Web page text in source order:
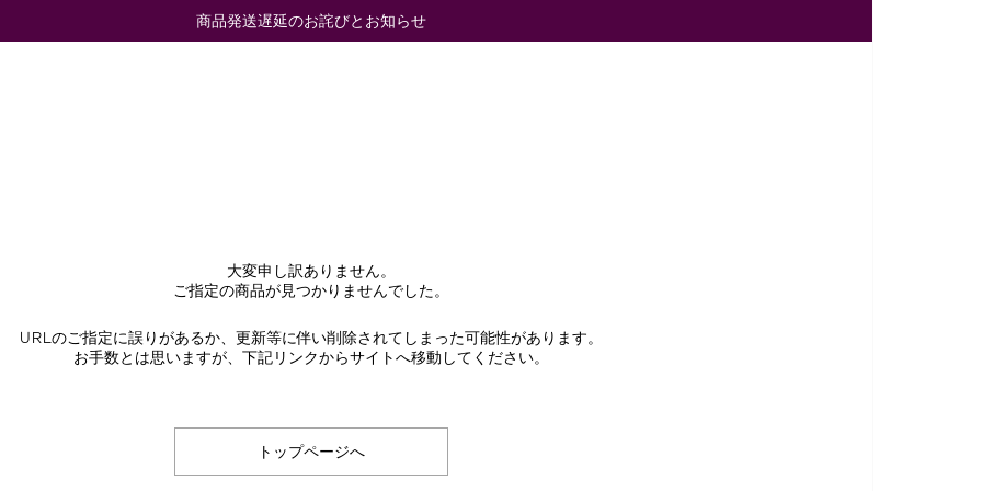
商品発送遅延のお詫びとお知らせ
大変申し訳ありません。
ご指定の商品が見つかりませんでした。
URLのご指定に誤りがあるか、更新等に伴い削除されてしまった可能性があります。
お手数とは思いますが、下記リンクからサイトへ移動してください。
トップページへ